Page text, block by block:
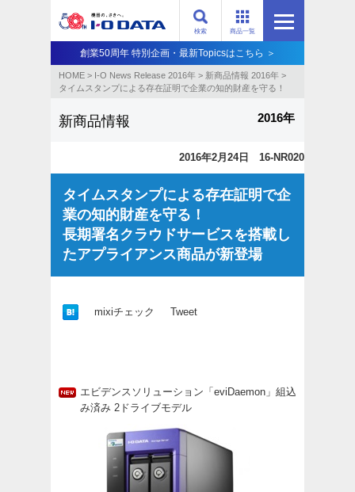
商品一覧
検索
創業50周年 特別企画・最新Topicsはこちら ＞
HOME > I-O News Release 2016年 > 新商品情報 2016年 >
タイムスタンプによる存在証明で企業の知的財産を守る！
新商品情報 2016年
2016年2月24日 16-NR020
タイムスタンプによる存在証明で企
業の知的財産を守る！
長期署名クラウドサービスを搭載し
たアプライアンス商品が新登場
mixiチェック Tweet
エビデンスソリューション「eviDaemon」組込
み済み 2ドライブモデル